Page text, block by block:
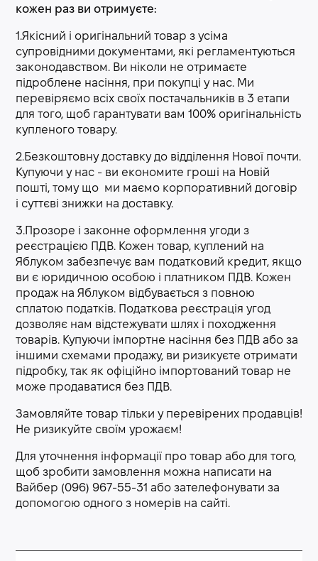
кожен раз ви отримуєте:
1.Якісний і оригінальний товар з усіма
супровідними документами, які регламентуються
законодавством. Ви ніколи не отримаєте
підроблене насіння, при покупці у нас. Ми
перевіряємо всіх своїх постачальників в 3 етапи
для того, щоб гарантувати вам 100% оригінальність
купленого товару.
2.Безкоштовну доставку до відділення Нової почти.
Купуючи у нас - ви економите гроші на Новій
пошті, тому що ми маємо корпоративний договір
і суттєві знижки на доставку.
3.Прозоре і законне оформлення угоди з
реєстрацією ПДВ. Кожен товар, куплений на
Яблуком забезпечує вам податковий кредит, якщо
ви є юридичною особою і платником ПДВ. Кожен
продаж на Яблуком відбувається з повною
сплатою податків. Податкова реєстрація угод
дозволяє нам відстежувати шлях і походження
товарів. Купуючи імпортне насіння без ПДВ або за
іншими схемами продажу, ви ризикуєте отримати
підробку, так як офіційно імпортований товар не
може продаватися без ПДВ.
Замовляйте товар тільки у перевірених продавців!
Не ризикуйте своїм урожаєм!
Для уточнення інформації про товар або для того,
щоб зробити замовлення можна написати на
Вайбер (096) 967-55-31 або зателефонувати за
допомогою одного з номерів на сайті.